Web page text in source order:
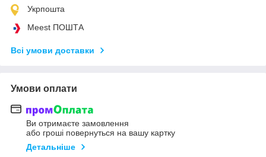
Укрпошта
Meest ПОШТА
Всі умови доставки
Умови оплати
Ви отримаєте замовлення
або гроші повернуться на вашу картку
Детальніше